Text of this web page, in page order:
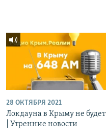
28 ОКТЯБРЯ 2021
Локдауна в Крыму не будет
| Утренние новости